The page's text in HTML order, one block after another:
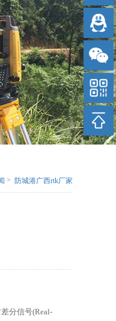
> 防城港广西rtk厂家
分信号(Real-